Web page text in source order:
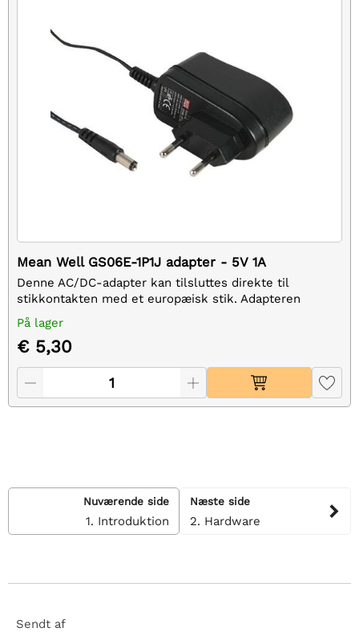
Mean Well GS06E-1P1J adapter - 5V 1A
Denne AC/DC-adapter kan tilsluttes direkte til
stikkontakten med et europæisk stik. Adapteren
genererer 5VDC med en maksimal strøm på 1A og en
effektivitet omkring 80%.
På lager
€ 5,30
Nuværende side
1. Introduktion
Næste side
2. Hardware
Sendt af